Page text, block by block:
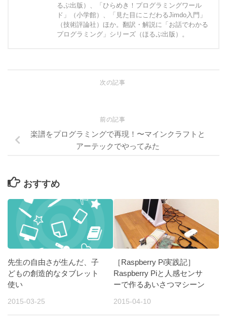
るぷ出版）、「ひらめき！プログラミングワール
ド」（小学館）、「見た目にこだわるJimdo入門」
（技術評論社）ほか。翻訳・解説に「お話でわかる
プログラミング」シリーズ（ほるぷ出版）。
次の記事
前の記事
楽譜をプログラミングで再現！〜マインクラフトと
アーテックでやってみた
おすすめ
先生の自由さが生んだ、子
どもの創造的なタブレット
使い
2015-03-25
［Raspberry Pi実践記］
Raspberry Piと人感センサ
ーで作るあいさつマシーン
2015-04-10